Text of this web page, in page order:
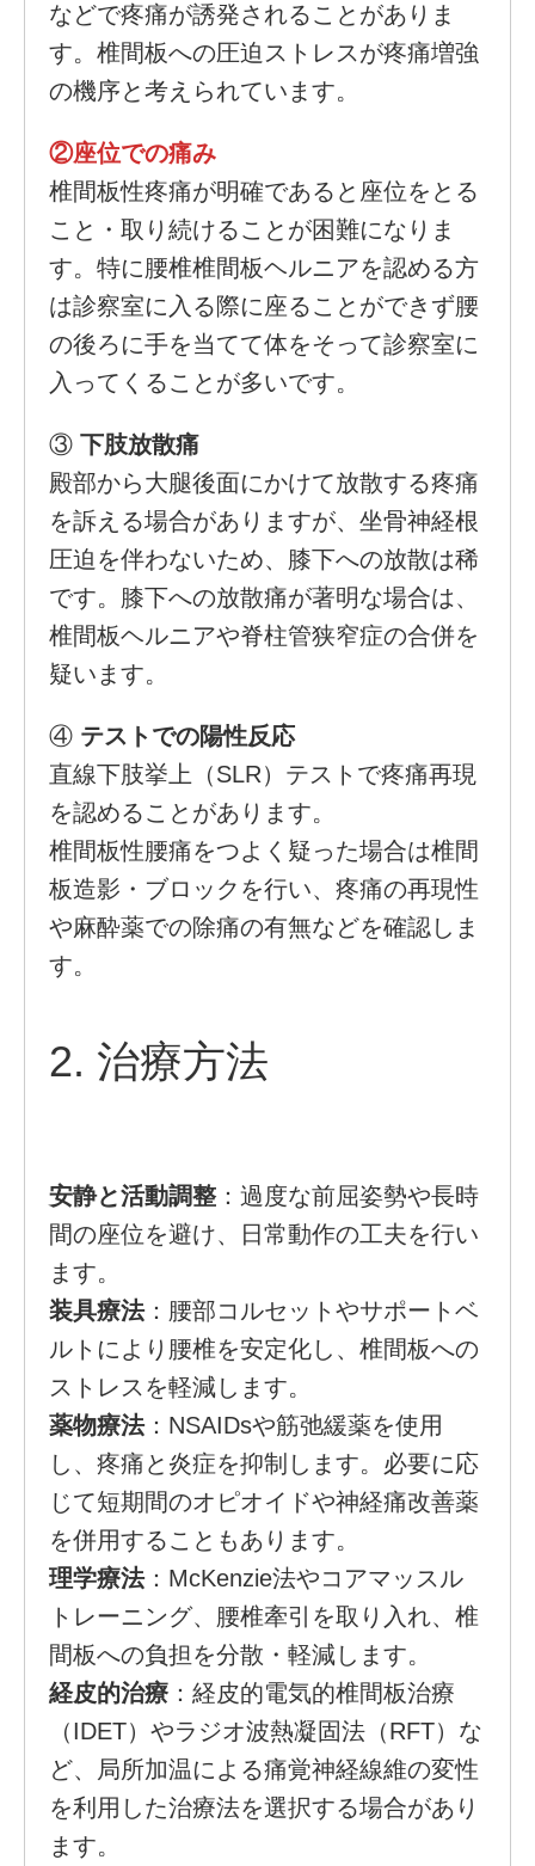
などで疼痛が誘発されることがありま
す。椎間板への圧迫ストレスが疼痛増強
の機序と考えられています。
②座位での痛み
椎間板性疼痛が明確であると座位をとる
こと・取り続けることが困難になりま
す。特に腰椎椎間板ヘルニアを認める方
は診察室に入る際に座ることができず腰
の後ろに手を当てて体をそって診察室に
入ってくることが多いです。
③ 下肢放散痛
殿部から大腿後面にかけて放散する疼痛
を訴える場合がありますが、坐骨神経根
圧迫を伴わないため、膝下への放散は稀
です。膝下への放散痛が著明な場合は、
椎間板ヘルニアや脊柱管狭窄症の合併を
疑います。
④ テストでの陽性反応
直線下肢挙上（SLR）テストで疼痛再現
を認めることがあります。
椎間板性腰痛をつよく疑った場合は椎間
板造影・ブロックを行い、疼痛の再現性
や麻酔薬での除痛の有無などを確認しま
す。
2. 治療方法
安静と活動調整：過度な前屈姿勢や長時
間の座位を避け、日常動作の工夫を行い
ます。
装具療法：腰部コルセットやサポートベ
ルトにより腰椎を安定化し、椎間板への
ストレスを軽減します。
薬物療法：NSAIDsや筋弛緩薬を使用
し、疼痛と炎症を抑制します。必要に応
じて短期間のオピオイドや神経痛改善薬
を併用することもあります。
理学療法：McKenzie法やコアマッスル
トレーニング、腰椎牽引を取り入れ、椎
間板への負担を分散・軽減します。
経皮的治療：経皮的電気的椎間板治療
（IDET）やラジオ波熱凝固法（RFT）な
ど、局所加温による痛覚神経線維の変性
を利用した治療法を選択する場合があり
ます。